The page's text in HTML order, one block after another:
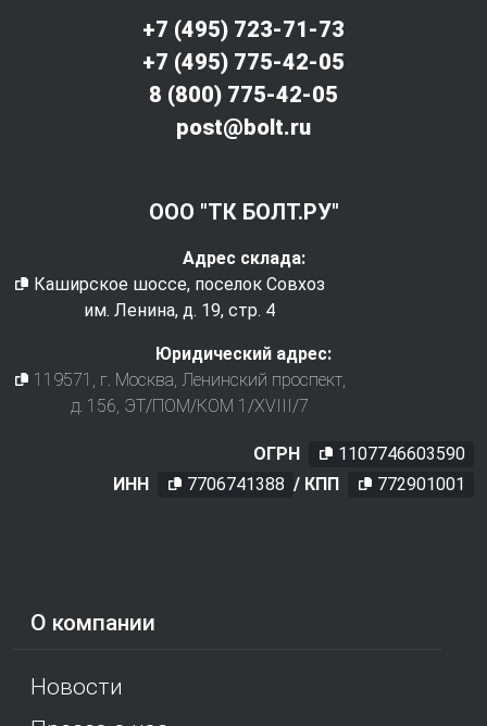
О компании
Новости
+7 (495) 723-71-73
+7 (495) 775-42-05
8 (800) 775-42-05
post@bolt.ru
ООО "ТК БОЛТ.РУ"
Адрес склада:
Каширское шоссе, поселок Совхоз
им. Ленина, д. 19, стр. 4
Юридический адрес:
119571 , г. Москва, Ленинский проспект,
д. 156, ЭТ/ПОМ/КОМ 1/XVIII/7
ОГРН
1107746603590
ИНН
7706741388 / КПП 772901001